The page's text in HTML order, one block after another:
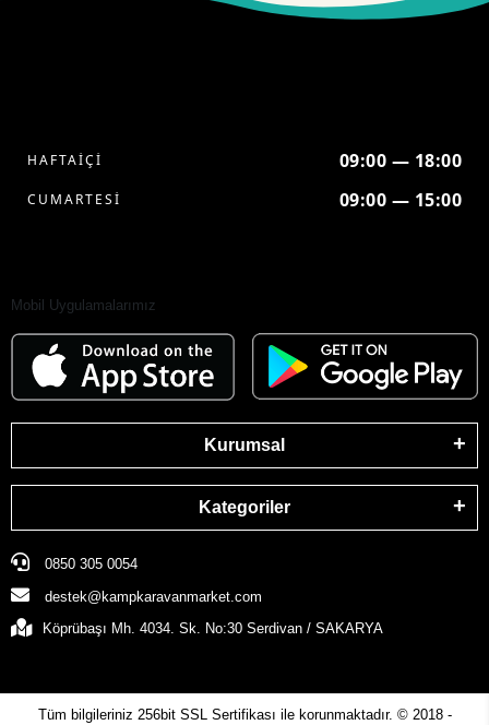
HAFTAİÇİ 09:00 — 18:00
CUMARTESİ 09:00 — 15:00
Mobil Uygulamalarımız
Kurumsal
Kategoriler
0850 305 0054
destek@kampkaravanmarket.com
Köprübaşı Mh. 4034. Sk. No:30 Serdivan / SAKARYA
Tüm bilgileriniz 256bit SSL Sertifikası ile korunmaktadır. © 2018 -